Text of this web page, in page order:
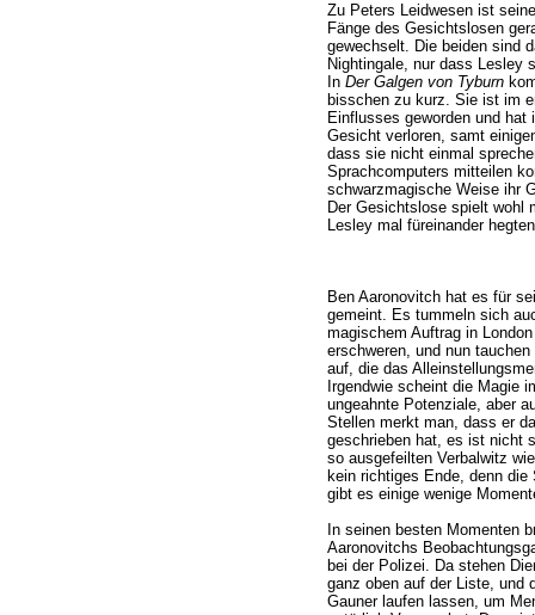
Zu Peters Leidwesen ist
Fänge des Gesichtslosen
gewechselt. Die beiden sind
Nightingale, nur dass Lesley
In Der Galgen von Tyburn
bisschen zu kurz. Sie ist im
Einflusses geworden und
Gesicht verloren, samt
dass sie nicht einmal
Sprachcomputers mitteilen
schwarzmagische Weise ihr
Der Gesichtslose spielt wohl
Lesley mal füreinander
Ben Aaronovitch hat es für
gemeint. Es tummeln sich
magischem Auftrag in
erschweren, und nun
auf, die das
Irgendwie scheint die Magie
ungeahnte Potenziale, aber
Stellen merkt man, dass er
geschrieben hat, es ist nicht
so ausgefeilten Verbalwitz
kein richtiges Ende, denn
gibt es einige wenige
In seinen besten Momenten
Aaronovitchs
bei der Polizei. Da stehen
ganz oben auf der Liste, und
Gauner laufen lassen, um